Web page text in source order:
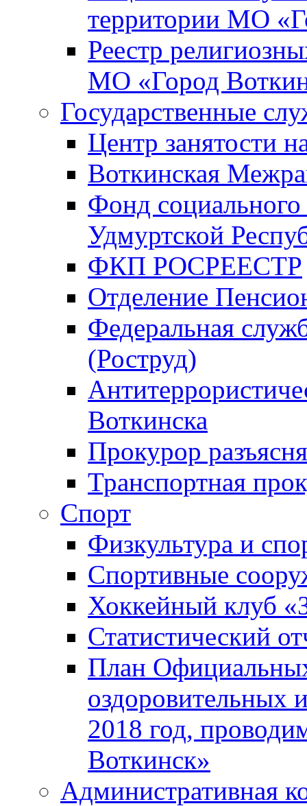
территории МО
Реестр
МО «Город
Государственные
Центр занятости
Воткинская
Фонд
Удмуртской
ФКП РОСРЕЕСТР
Отделение
Федеральная
(Роструд)
Воткинска
Прокурор
Транспортная
Спорт
Физкультура и
Спортивные
Хоккейный клуб
Статистический
План
оздоровительных
2018 год,
Воткинск»
Административная